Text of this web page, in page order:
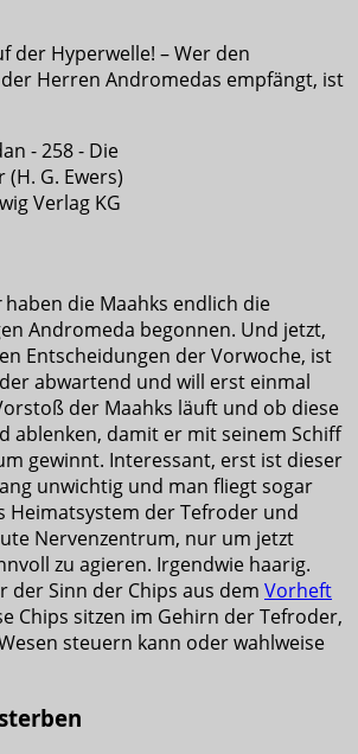
der Hyperwelle! – Wer den
Herren Andromedas empfängt, ist
Verlag KG
haben die Maahks endlich die
Andromeda begonnen. Und jetzt,
Entscheidungen der Vorwoche, ist
abwartend und will erst einmal
der Maahks läuft und ob diese
ablenken, damit er mit seinem Schiff
gewinnt. Interessant, erst ist dieser
unwichtig und man fliegt sogar
Heimatsystem der Tefroder und
Nervenzentrum, nur um jetzt
zu agieren. Irgendwie haarig.
der Sinn der Chips aus dem Vorheft
Chips sitzen im Gehirn der Tefroder,
steuern kann oder wahlweise